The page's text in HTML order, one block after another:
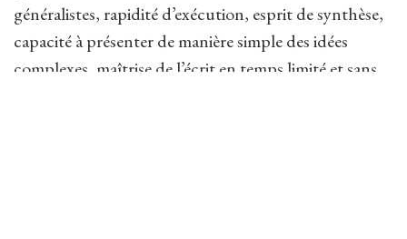
généralistes, rapidité d’exécution, esprit de synthèse,
capacité à présenter de manière simple des idées
complexes, maîtrise de l’écrit en temps limité et sans